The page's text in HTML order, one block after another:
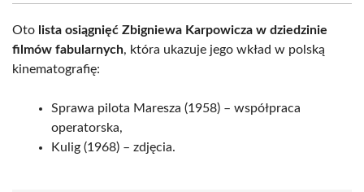
Oto lista osiągnięć Zbigniewa Karpowicza w dziedzinie
filmów fabularnych, która ukazuje jego wkład w polską
kinematografię:
Sprawa pilota Maresza (1958) – współpraca
operatorska,
Kulig (1968) – zdjęcia.